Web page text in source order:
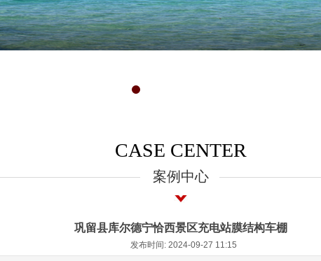
CASE CENTER
案例中心
巩留县库尔德宁恰西景区充电站膜结构车棚
发布时间: 2024-09-27 11:15